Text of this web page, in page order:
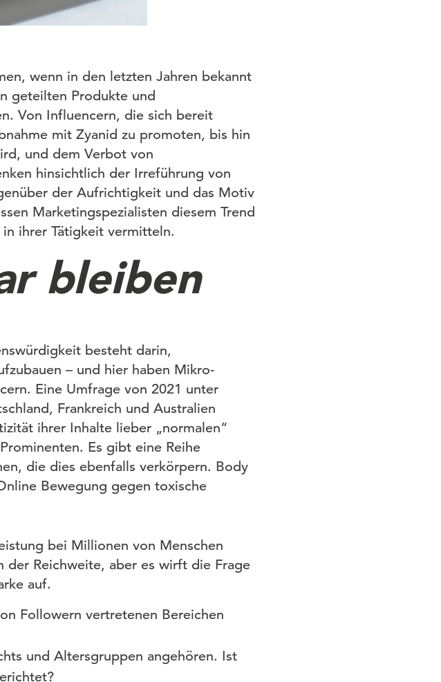
wenn in den letzten Jahren bekannt
geteilten Produkte und
Von Influencern, die sich bereit
mit Zyanid zu promoten, bis hin
und dem Verbot von
hinsichtlich der Irreführung von
der Aufrichtigkeit und das Motiv
Marketingspezialisten diesem Trend
ihrer Tätigkeit vermitteln.
bleiben
besteht darin,
– und hier haben Mikro-
Eine Umfrage von 2021 unter
Frankreich und Australien
ihrer Inhalte lieber „normalen“
Es gibt eine Reihe
die dies ebenfalls verkörpern. Body
Bewegung gegen toxische
bei Millionen von Menschen
Reichweite, aber es wirft die Frage
auf.
Followern vertretenen Bereichen
und Altersgruppen angehören. Ist